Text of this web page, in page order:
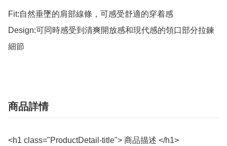
Fit:自然垂墜的肩部線條，可感受舒適的穿着感
Design:可同時感受到清爽開放感和現代感的領口部分拉鍊
細節
商品詳情
<h1 class="ProductDetail-title"> 商品描述 </h1>